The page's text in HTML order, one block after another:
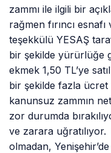
zammı ile ilgili bir
rağmen fırıncı
teşekkülü YESAŞ
bir şekilde yürürlüğe
ekmek 1,50 TL’ye
bir şekilde fazla ücret
kanunsuz zammın
zor durumda
ve zarara
olmadan,